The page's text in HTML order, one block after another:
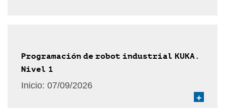
Programación de robot industrial KUKA.
Nivel 1
Inicio: 07/09/2026
+